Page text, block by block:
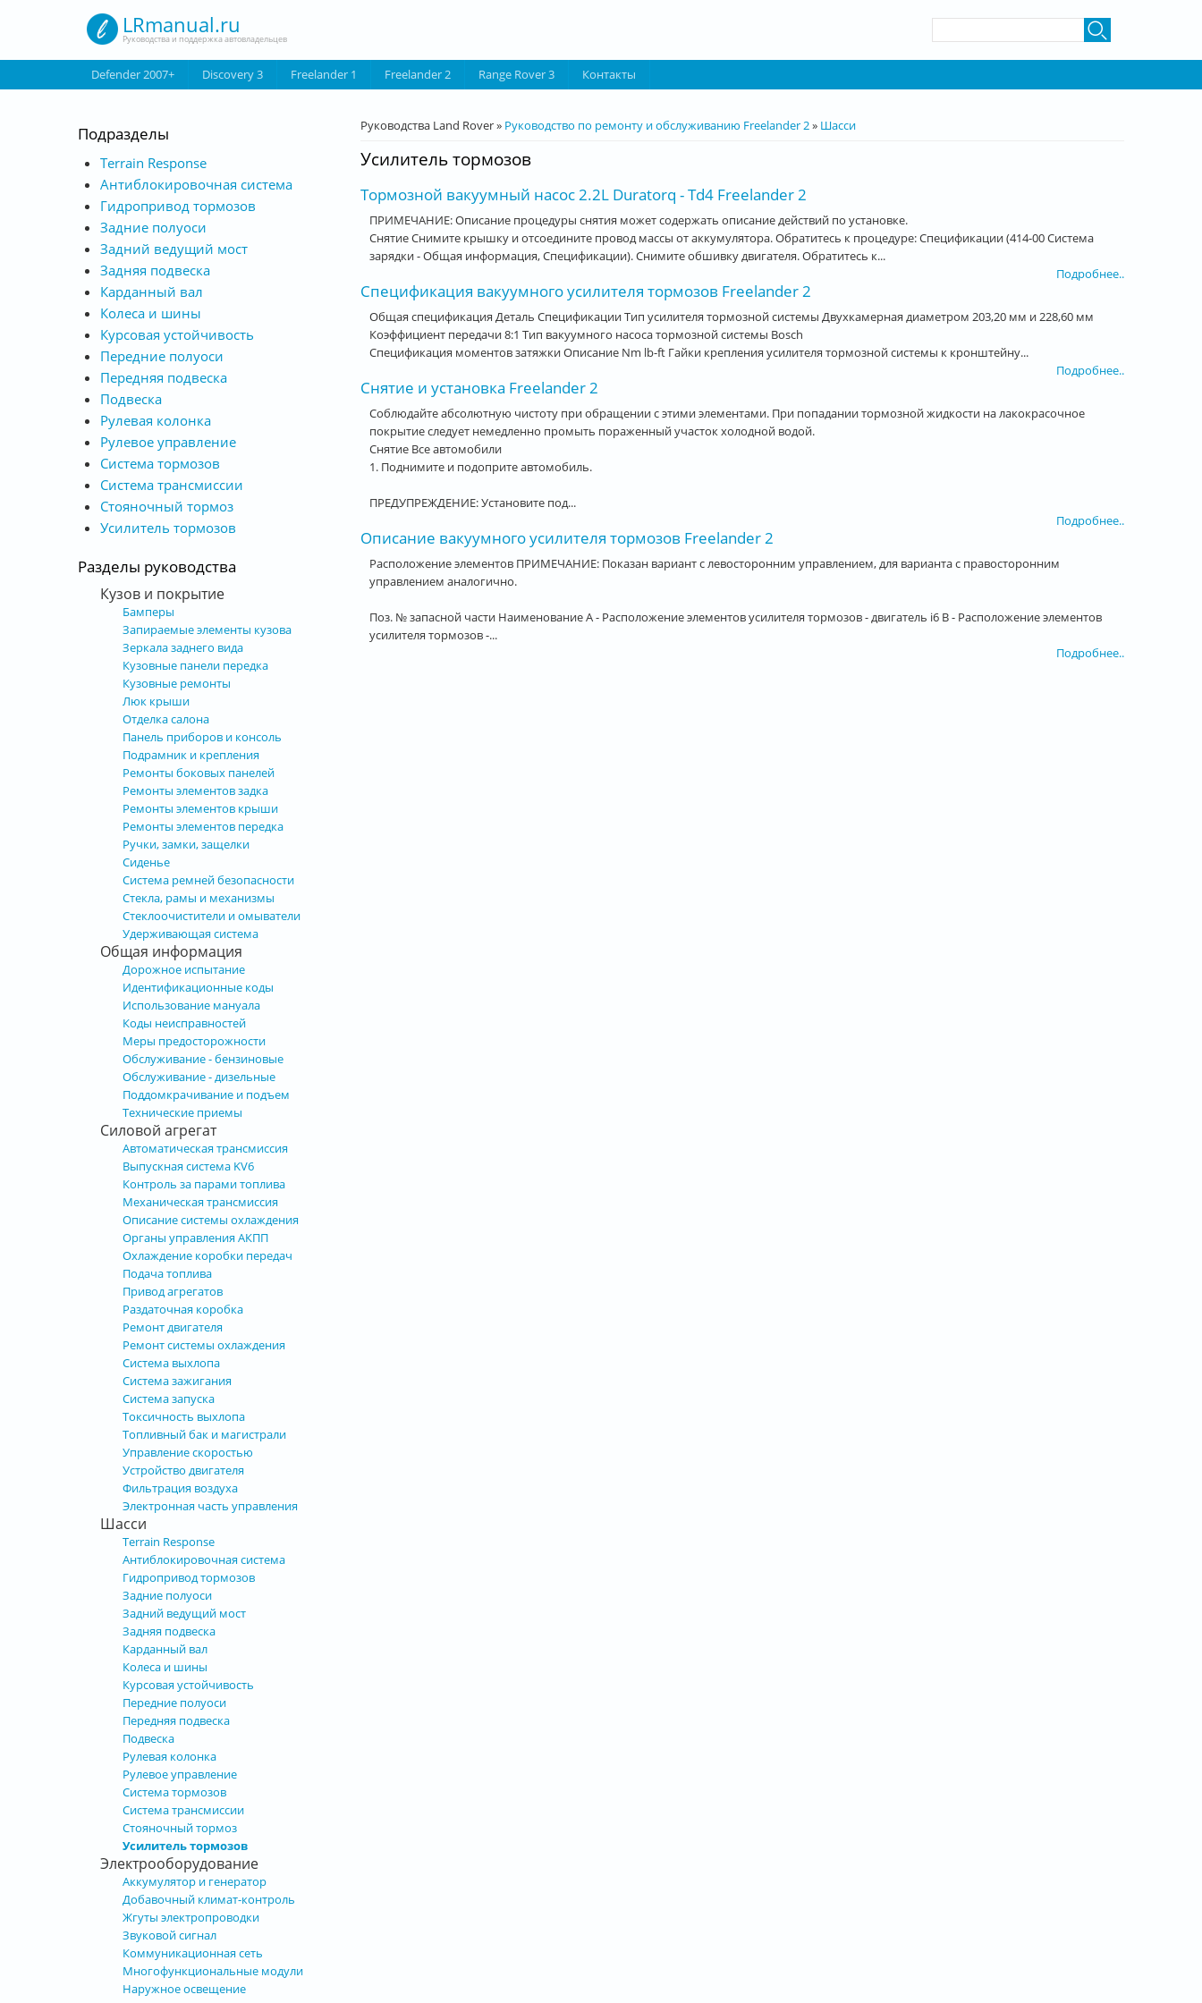
LRmanual.ru
Руководства и поддержка автовладельцев
Defender 2007+ Discovery 3 Freelander 1 Freelander 2 Range Rover 3 Контакты
Вы здесь
Руководства Land Rover» Руководство по ремонту и обслуживанию Freelander 2» Шасси
Усилитель тормозов
Тормозной вакуумный насос 2.2L Duratorq - Td4 Freelander 2
ПРИМЕЧАНИЕ: Описание процедуры снятия может содержать описание действий по установке.
Снятие Снимите крышку и отсоедините провод массы от аккумулятора. Обратитесь к процедуре: Спецификации (414-00 Система
зарядки - Общая информация, Спецификации). Снимите обшивку двигателя. Обратитесь к...
Подробнее..
Спецификация вакуумного усилителя тормозов Freelander 2
Общая спецификация Деталь Спецификации Тип усилителя тормозной системы Двухкамерная диаметром 203,20 мм и 228,60 мм
Коэффициент передачи 8:1 Тип вакуумного насоса тормозной системы Bosch
Спецификация моментов затяжки Описание Nm lb-ft Гайки крепления усилителя тормозной системы к кронштейну...
Подробнее..
Снятие и установка Freelander 2
Соблюдайте абсолютную чистоту при обращении с этими элементами. При попадании тормозной жидкости на лакокрасочное
покрытие следует немедленно промыть пораженный участок холодной водой.
Снятие Все автомобили
1. Поднимите и подоприте автомобиль.
ПРЕДУПРЕЖДЕНИЕ: Установите под...
Подробнее..
Описание вакуумного усилителя тормозов Freelander 2
Расположение элементов ПРИМЕЧАНИЕ: Показан вариант с левосторонним управлением, для варианта с правосторонним
управлением аналогично.
Поз. № запасной части Наименование A - Расположение элементов усилителя тормозов - двигатель i6 B - Расположение элементов
усилителя тормозов -...
Подробнее..
Подразделы
Terrain Response
Антиблокировочная система
Гидропривод тормозов
Задние полуоси
Задний ведущий мост
Задняя подвеска
Карданный вал
Колеса и шины
Курсовая устойчивость
Передние полуоси
Передняя подвеска
Подвеска
Рулевая колонка
Рулевое управление
Система тормозов
Система трансмиссии
Стояночный тормоз
Усилитель тормозов
Разделы руководства
Кузов и покрытие
Бамперы
Запираемые элементы кузова
Зеркала заднего вида
Кузовные панели передка
Кузовные ремонты
Люк крыши
Отделка салона
Панель приборов и консоль
Подрамник и крепления
Ремонты боковых панелей
Ремонты элементов задка
Ремонты элементов крыши
Ремонты элементов передка
Ручки, замки, защелки
Сиденье
Система ремней безопасности
Стекла, рамы и механизмы
Стеклоочистители и омыватели
Удерживающая система
Общая информация
Дорожное испытание
Идентификационные коды
Использование мануала
Коды неисправностей
Меры предосторожности
Обслуживание - бензиновые
Обслуживание - дизельные
Поддомкрачивание и подъем
Технические приемы
Силовой агрегат
Автоматическая трансмиссия
Выпускная система KV6
Контроль за парами топлива
Механическая трансмиссия
Описание системы охлаждения
Органы управления АКПП
Охлаждение коробки передач
Подача топлива
Привод агрегатов
Раздаточная коробка
Ремонт двигателя
Ремонт системы охлаждения
Система выхлопа
Система зажигания
Система запуска
Токсичность выхлопа
Топливный бак и магистрали
Управление скоростью
Устройство двигателя
Фильтрация воздуха
Электронная часть управления
Шасси
Terrain Response
Антиблокировочная система
Гидропривод тормозов
Задние полуоси
Задний ведущий мост
Задняя подвеска
Карданный вал
Колеса и шины
Курсовая устойчивость
Передние полуоси
Передняя подвеска
Подвеска
Рулевая колонка
Рулевое управление
Система тормозов
Система трансмиссии
Стояночный тормоз
Усилитель тормозов
Электрооборудование
Аккумулятор и генератор
Добавочный климат-контроль
Жгуты электропроводки
Звуковой сигнал
Коммуникационная сеть
Многофункциональные модули
Наружное освещение